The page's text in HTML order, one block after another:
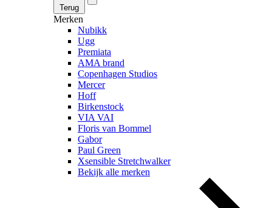
Terug
Merken
Nubikk
Ugg
Premiata
AMA brand
Copenhagen Studios
Mercer
Hoff
Birkenstock
VIA VAI
Floris van Bommel
Gabor
Paul Green
Xsensible Stretchwalker
Bekijk alle merken